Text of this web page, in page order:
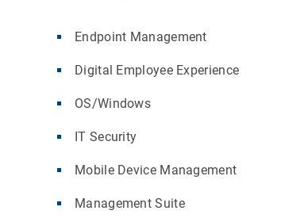
Endpoint Management
Digital Employee Experience
OS/Windows
IT Security
Mobile Device Management
Management Suite